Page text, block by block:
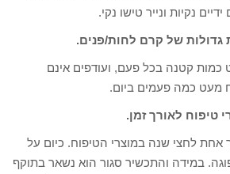
נקיות ונייר טישו נקי.
גדולות של קרם לחות/פנים.
כמות קטנה בכל פעם, ועודפים אינם
מעט כמה פעמים ביום.
טיפוח לאורך זמן.
אחת לחצי שנה במוצרי הטיפוח. כיום על
במידה והתכשיר סגור הוא נשאר בתוקף